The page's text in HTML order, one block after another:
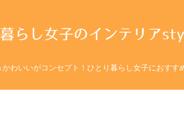
かわいいがコンセプト！ひとり暮らし女子におすす